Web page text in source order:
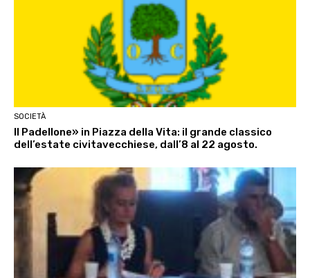
SOCIETÀ
Il Padellone» in Piazza della Vita: il grande classico
dell’estate civitavecchiese, dall’8 al 22 agosto.